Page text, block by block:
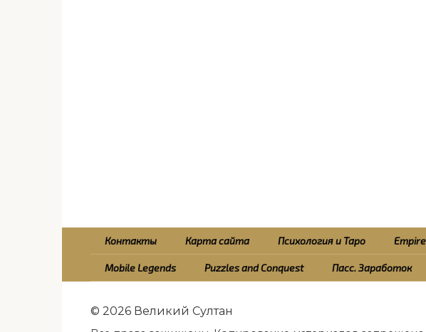
Контакты Карта сайта Психология и Таро
Mobile Legends Puzzles and Conquest Пасс. Заработок
© 2026 Великий Султан